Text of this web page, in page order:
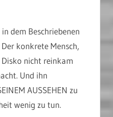
dem Beschriebenen
konkrete Mensch,
nicht reinkam
Und ihn
AUSSEHEN zu
wenig zu tun.